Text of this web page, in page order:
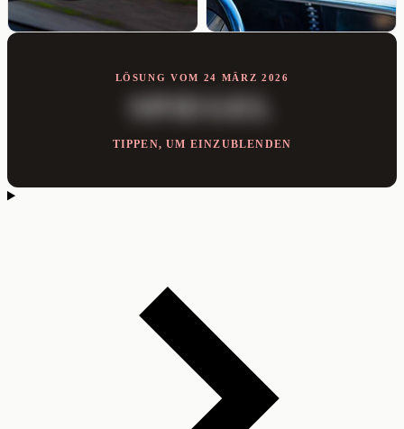
LÖSUNG VOM 24 MÄRZ 2026
SPIEGEL
TIPPEN, UM EINZUBLENDEN